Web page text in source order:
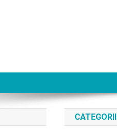
CATEGORII